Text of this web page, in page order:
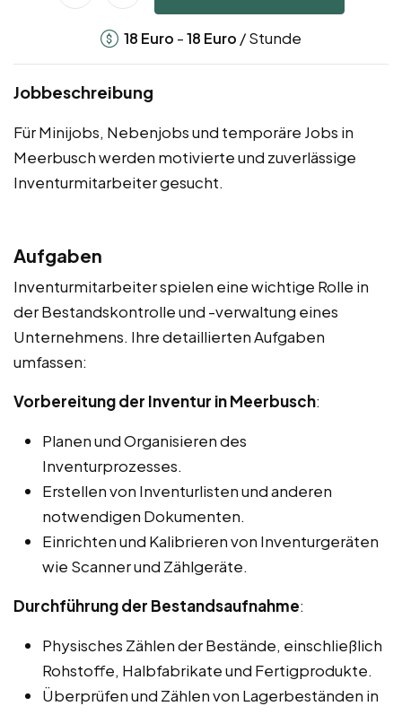
18 Euro -18 Euro / Stunde
Jobbeschreibung
Für Minijobs, Nebenjobs und temporäre Jobs in
Meerbusch werden motivierte und zuverlässige
Inventurmitarbeiter gesucht.
Aufgaben
Inventurmitarbeiter spielen eine wichtige Rolle in
der Bestandskontrolle und -verwaltung eines
Unternehmens. Ihre detaillierten Aufgaben
umfassen:
Vorbereitung der Inventur in Meerbusch:
Planen und Organisieren des
Inventurprozesses.
Erstellen von Inventurlisten und anderen
notwendigen Dokumenten.
Einrichten und Kalibrieren von Inventurgeräten
wie Scanner und Zählgeräte.
Durchführung der Bestandsaufnahme:
Physisches Zählen der Bestände, einschließlich
Rohstoffe, Halbfabrikate und Fertigprodukte.
Überprüfen und Zählen von Lagerbeständen in